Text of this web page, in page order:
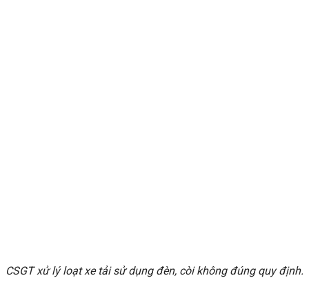
CSGT xử lý loạt xe tải sử dụng đèn, còi không đúng quy định.